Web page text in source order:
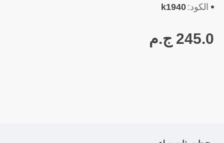
الألوان والأشكال الهندسية
الكود: k1940
245.0 ج.م